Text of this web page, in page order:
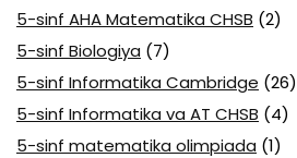
5-sinf AHA Matematika CHSB (2)
5-sinf Biologiya (7)
5-sinf Informatika Cambridge (26)
5-sinf Informatika va AT CHSB (4)
5-sinf matematika olimpiada (1)